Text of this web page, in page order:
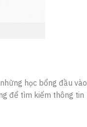
học bổng đầu vào
để tìm kiếm thông tin